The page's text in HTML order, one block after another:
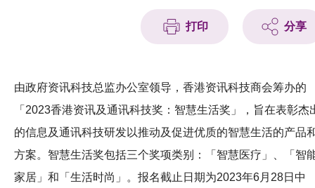
打印 分享
由政府资讯科技总监办公室领导，香港资讯科技商会筹办的
「2023香港资讯及通讯科技奖：智慧生活奖」，旨在表彰杰
的信息及通讯科技研发以推动及促进优质的智慧生活的产品
方案。智慧生活奖包括三个奖项类别：「智慧医疗」、「智
家居」和「生活时尚」。报名截止日期为2023年6月28日中